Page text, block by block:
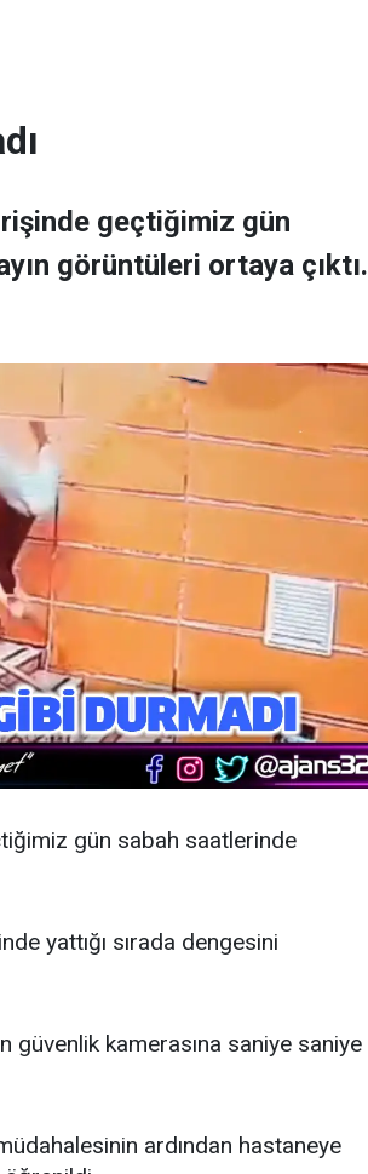
geçtiğimiz gün
görüntüleri ortaya çıktı.
gün sabah saatlerinde
yattığı sırada dengesini
güvenlik kamerasına saniye saniye
ardından hastaneye